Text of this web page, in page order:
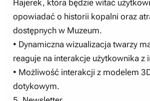
Hajerek, która będzie witać
opowiadać o historii kopalni oraz
dostępnych w Muzeum.
• Dynamiczna wizualizacja twarzy
reaguje na interakcje użytkownika z
• Możliwość interakcji z modelem
dotykowym.